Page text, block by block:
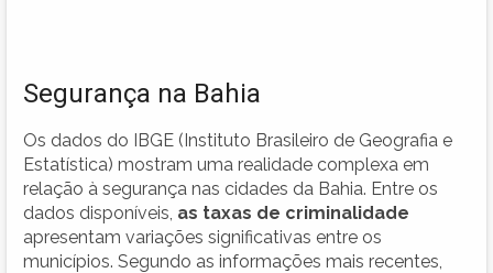
Segurança na Bahia
Os dados do IBGE (Instituto Brasileiro de Geografia e
Estatística) mostram uma realidade complexa em
relação à segurança nas cidades da Bahia. Entre os
dados disponíveis, as taxas de criminalidade
apresentam variações significativas entre os
municípios. Segundo as informações mais recentes,